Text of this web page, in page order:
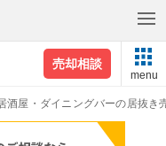
売却相談
menu
酒屋・ダイニングバーの居抜き